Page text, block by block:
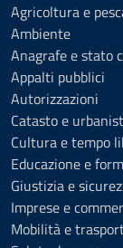
Agricoltura e
Ambiente
Anagrafe e stato
Appalti pubblici
Autorizzazioni
Catasto e
Cultura e tempo
Educazione e
Giustizia e
Imprese e
Mobilità e